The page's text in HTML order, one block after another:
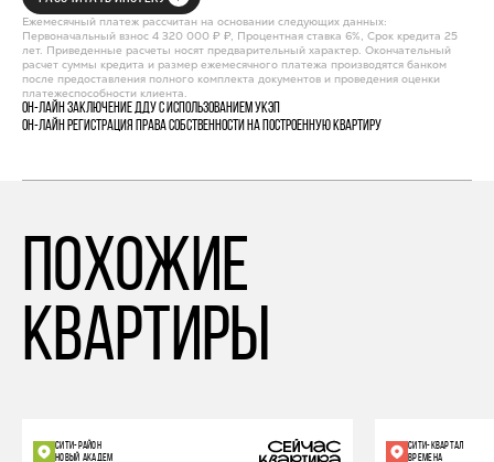
Ежемесячный платеж рассчитан на основании следующих данных:
Первоначальный взнос 4 320 000 ₽ ₽, Процентная ставка 6%, Срок кредита 25
лет. Приведенные расчеты носят предварительный характер. Окончательный
расчет суммы кредита и размер ежемесячного платежа производятся банком
после предоставления полного комплекта документов и проведения оценки
платежеспособности клиента.
Он-лайн заключение ДДУ с использованием УКЭП
Он-лайн регистрация права собственности на построенную квартиру
похожие
квартиры
СИТИ-РАЙОН
НОВЫЙ АКАДЕМ
СИТИ-КВАРТАЛ
ВРЕМЕНА